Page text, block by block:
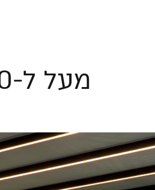
מעל ל-300 לקוחות לא טועים